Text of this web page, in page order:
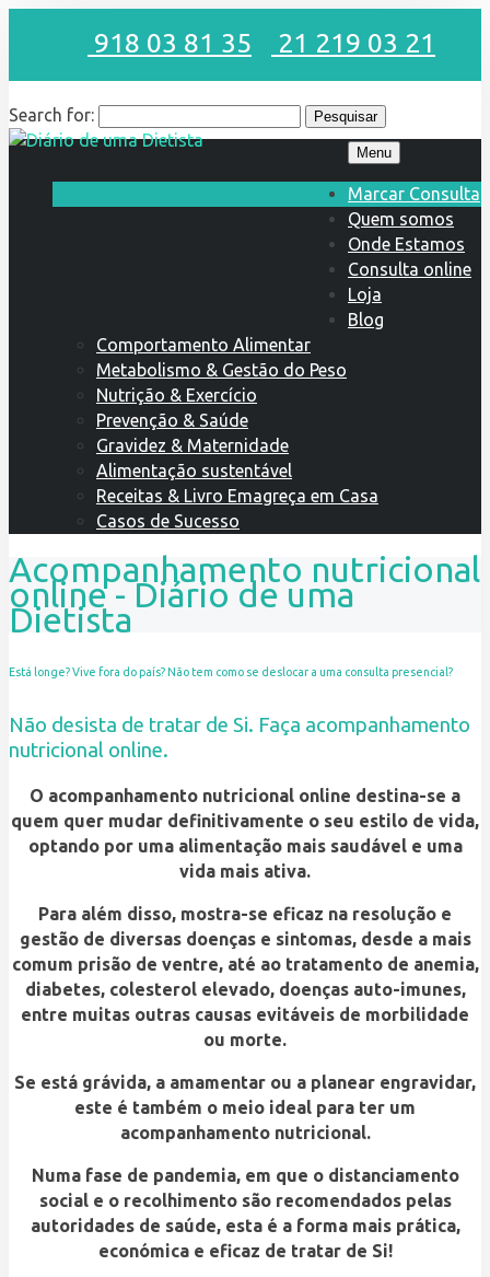
918 03 81 35 21 219 03 21
Search for:
Menu
Marcar Consulta
Quem somos
Onde Estamos
Consulta online
Loja
Blog
Comportamento Alimentar
Metabolismo & Gestão do Peso
Nutrição & Exercício
Prevenção & Saúde
Gravidez & Maternidade
Alimentação sustentável
Receitas & Livro Emagreça em Casa
Casos de Sucesso
Acompanhamento nutricional
online - Diário de uma
Dietista
Está longe? Vive fora do país? Não tem como se deslocar a uma consulta presencial?
Não desista de tratar de Si. Faça acompanhamento
nutricional online.
O acompanhamento nutricional online destina-se a
quem quer mudar definitivamente o seu estilo de vida,
optando por uma alimentação mais saudável e uma
vida mais ativa.
Para além disso, mostra-se eficaz na resolução e
gestão de diversas doenças e sintomas, desde a mais
comum prisão de ventre, até ao tratamento de anemia,
diabetes, colesterol elevado, doenças auto-imunes,
entre muitas outras causas evitáveis de morbilidade
ou morte.
Se está grávida, a amamentar ou a planear engravidar,
este é também o meio ideal para ter um
acompanhamento nutricional.
Numa fase de pandemia, em que o distanciamento
social e o recolhimento são recomendados pelas
autoridades de saúde, esta é a forma mais prática,
económica e eficaz de tratar de Si!